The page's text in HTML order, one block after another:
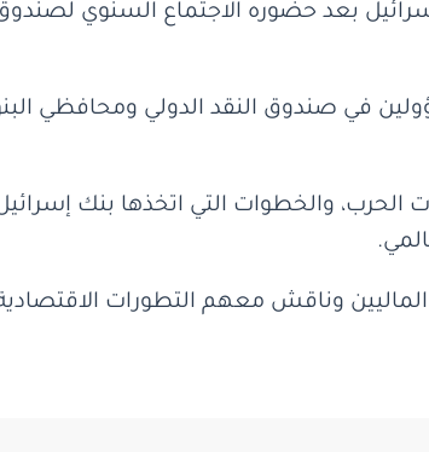
بعد حضوره الاجتماع السنوي
في صندوق النقد الدولي ومحافظي
والخطوات التي اتخذها بنك
وناقش معهم التطورات